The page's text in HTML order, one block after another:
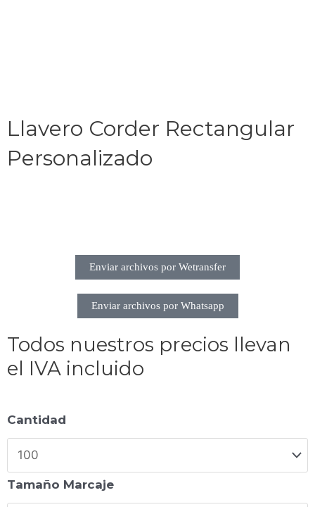
Llavero Corder Rectangular
Personalizado
Enviar archivos por Wetransfer
Enviar archivos por Whatsapp
Todos nuestros precios llevan
el IVA incluido
Cantidad
Tamaño Marcaje